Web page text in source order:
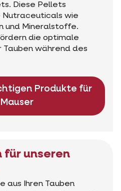
Diese Pellets
wie
und Mineralstoffe.
die optimale
Tauben während des
Produkte für
für unseren
aus Ihren Tauben